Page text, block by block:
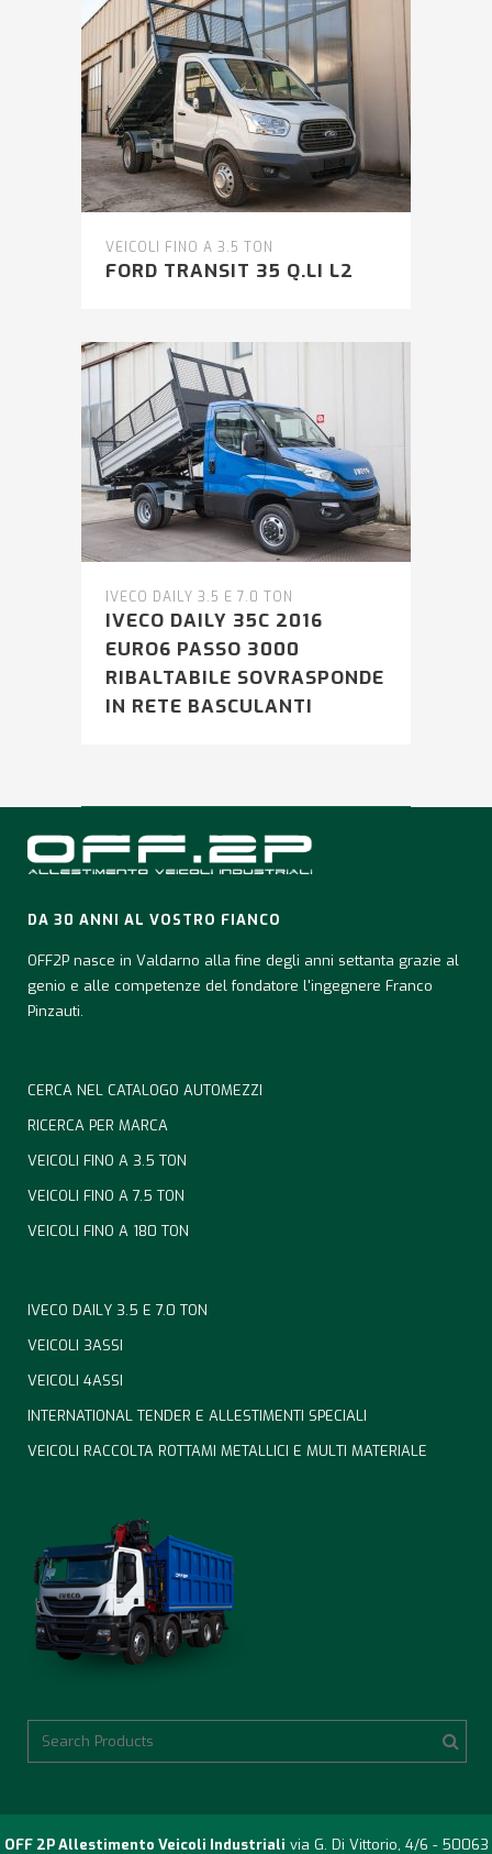
VEICOLI FINO A 3.5 TON
FORD TRANSIT 35 Q.LI L2
IVECO DAILY 3.5 E 7.0 TON
IVECO DAILY 35C 2016
EURO6 PASSO 3000
RIBALTABILE SOVRASPONDE
IN RETE BASCULANTI
DA 30 ANNI AL VOSTRO FIANCO
OFF2P nasce in Valdarno alla fine degli anni settanta grazie al
genio e alle competenze del fondatore l'ingegnere Franco
Pinzauti.
CERCA NEL CATALOGO AUTOMEZZI
RICERCA PER MARCA
VEICOLI FINO A 3.5 TON
VEICOLI FINO A 7.5 TON
VEICOLI FINO A 180 TON
IVECO DAILY 3.5 E 7.0 TON
VEICOLI 3ASSI
VEICOLI 4ASSI
INTERNATIONAL TENDER E ALLESTIMENTI SPECIALI
VEICOLI RACCOLTA ROTTAMI METALLICI E MULTI MATERIALE
OFF 2P Allestimento Veicoli Industriali via G. Di Vittorio, 4/6 - 50063